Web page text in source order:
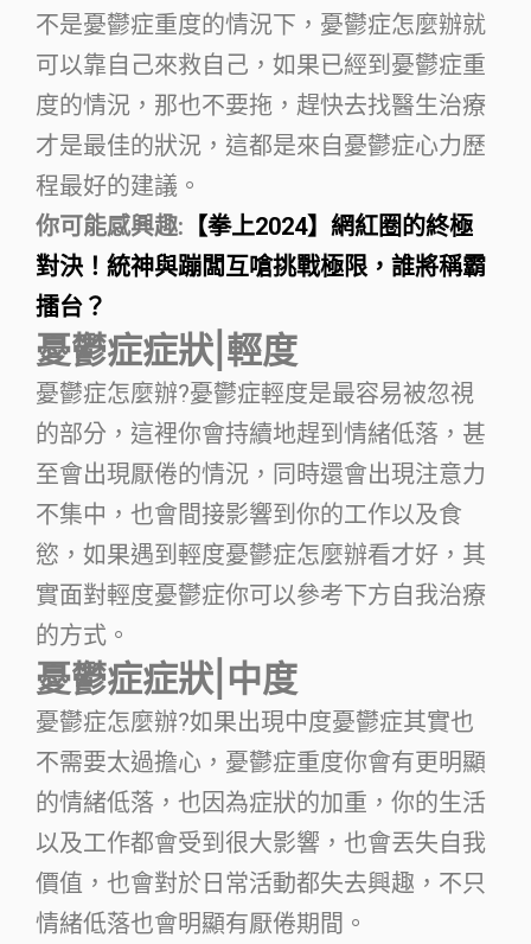
不是憂鬱症重度的情況下，憂鬱症怎麼辦就
可以靠自己來救自己，如果已經到憂鬱症重
度的情況，那也不要拖，趕快去找醫生治療
才是最佳的狀況，這都是來自憂鬱症心力歷
程最好的建議。
你可能感興趣: 【拳上2024】網紅圈的終極
對決！統神與蹦闆互嗆挑戰極限，誰將稱霸
擂台？
憂鬱症症狀|輕度
憂鬱症怎麼辦?憂鬱症輕度是最容易被忽視
的部分，這裡你會持續地趕到情緒低落，甚
至會出現厭倦的情況，同時還會出現注意力
不集中，也會間接影響到你的工作以及食
慾，如果遇到輕度憂鬱症怎麼辦看才好，其
實面對輕度憂鬱症你可以參考下方自我治療
的方式。
憂鬱症症狀|中度
憂鬱症怎麼辦?如果出現中度憂鬱症其實也
不需要太過擔心，憂鬱症重度你會有更明顯
的情緒低落，也因為症狀的加重，你的生活
以及工作都會受到很大影響，也會丟失自我
價值，也會對於日常活動都失去興趣，不只
情緒低落也會明顯有厭倦期間。